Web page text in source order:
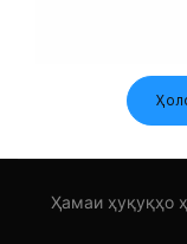
Ҳамаи ҳуқуқҳо